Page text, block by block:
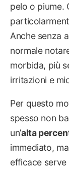
pelo o piume.
Anche senza
normale
morbida, più
irritazioni e
Per questo
spesso non
un’alta
immediato,
efficace